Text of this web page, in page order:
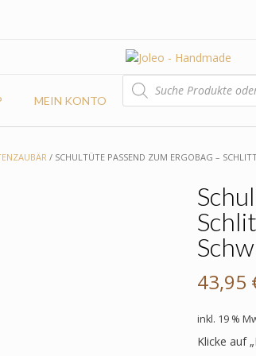
MEIN KONTO
PRODUCTS
SEARCH
/ SCHULTÜTE PASSEND ZUM ERGOBAG –
43,95
inkl. 19 %
Klicke auf